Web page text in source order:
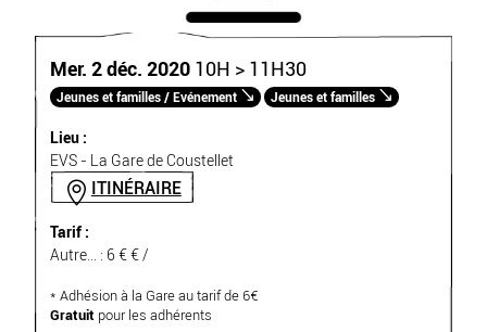
Mer. 2 déc. 2020 10H > 11H30
Jeunes et familles / Evénement Jeunes et familles
Lieu :
EVS - La Gare de Coustellet
ITINÉRAIRE
Tarif :
Autre... : 6 € € /
* Adhésion à la Gare au tarif de 6€
Gratuit pour les adhérents